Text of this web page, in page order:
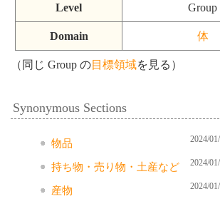
Level Group
Domain 体
（同じ Group の目標領域を見る）
Synonymous Sections
物品 2024/
持ち物・売り物・土産など 2024/
産物 2024/